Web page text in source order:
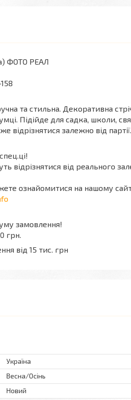
ФОТО РЕАЛ
та стильна. Декоративна
Підійде для садка, школи,
залежно від партії.
відрізнятися від реального
ознайомитися на нашому
замовлення!
грн.
від 15 тис. грн
Україна
Весна/Осінь
Новий